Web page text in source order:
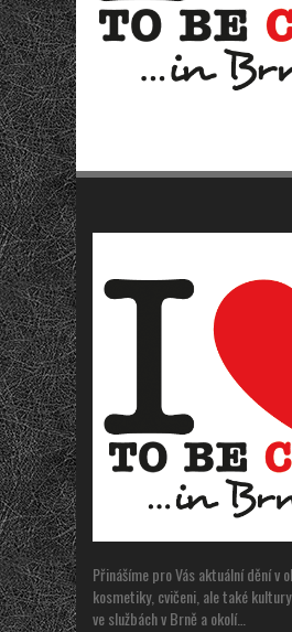
Přinášíme pro Vás aktuální dění v
kosmetiky, cvičeni, ale také
ve službách v Brně a okolí…